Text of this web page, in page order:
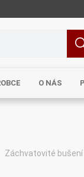
O NÁS
Záchvatovité